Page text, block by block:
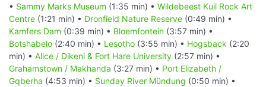
• Sammy Marks Museum (1:35 min) • Wildebeest Kuil Rock Art
Centre (1:21 min) • Dronfield Nature Reserve (0:49 min) •
Kamfers Dam (0:39 min) • Bloemfontein (3:57 min) •
Botshabelo (2:40 min) • Lesotho (3:55 min) • Hogsback (2:20
min) • Alice / Dikeni & Fort Hare University (2:57 min) •
Grahamstown / Makhanda (3:27 min) • Port Elizabeth /
Gqberha (4:53 min) • Sunday River Mündung (0:50 min) •